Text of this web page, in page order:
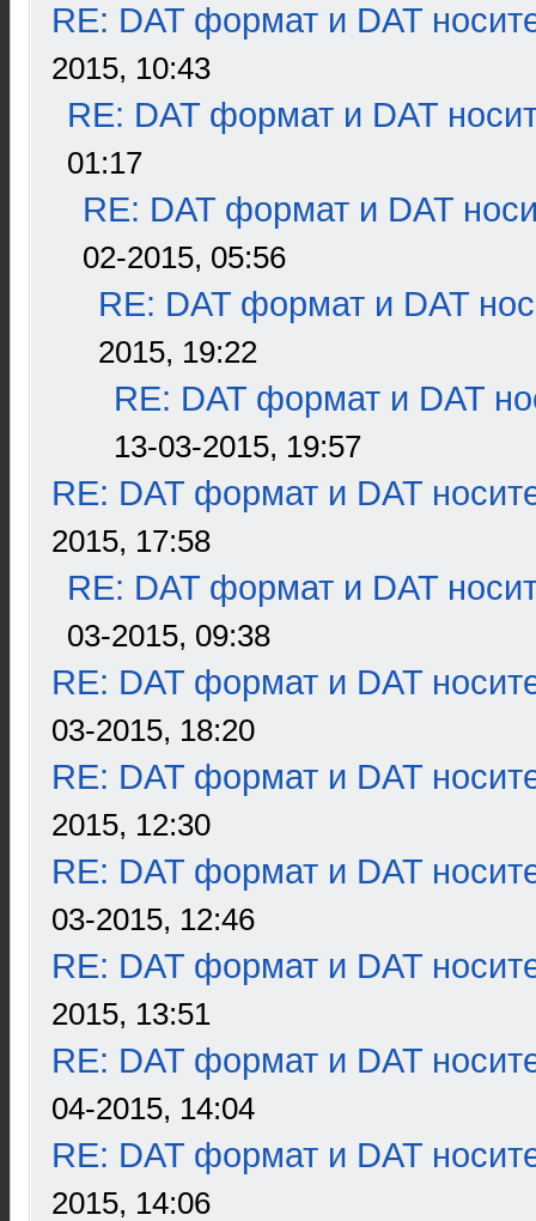
RE: DAT формат и DAT
2015, 10:43
RE: DAT формат и DAT
01:17
RE: DAT формат и DAT
02-2015, 05:56
RE: DAT формат и DAT
2015, 19:22
RE: DAT формат и DAT
13-03-2015, 19:57
RE: DAT формат и DAT
2015, 17:58
RE: DAT формат и DAT
03-2015, 09:38
RE: DAT формат и DAT
03-2015, 18:20
RE: DAT формат и DAT
2015, 12:30
RE: DAT формат и DAT
03-2015, 12:46
RE: DAT формат и DAT
2015, 13:51
RE: DAT формат и DAT
04-2015, 14:04
RE: DAT формат и DAT
2015, 14:06